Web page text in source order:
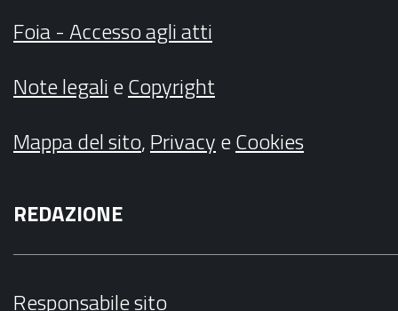
Foia - Accesso agli atti
Note legalieCopyright
Mappa del sito,PrivacyeCookies
REDAZIONE
Responsabile sito